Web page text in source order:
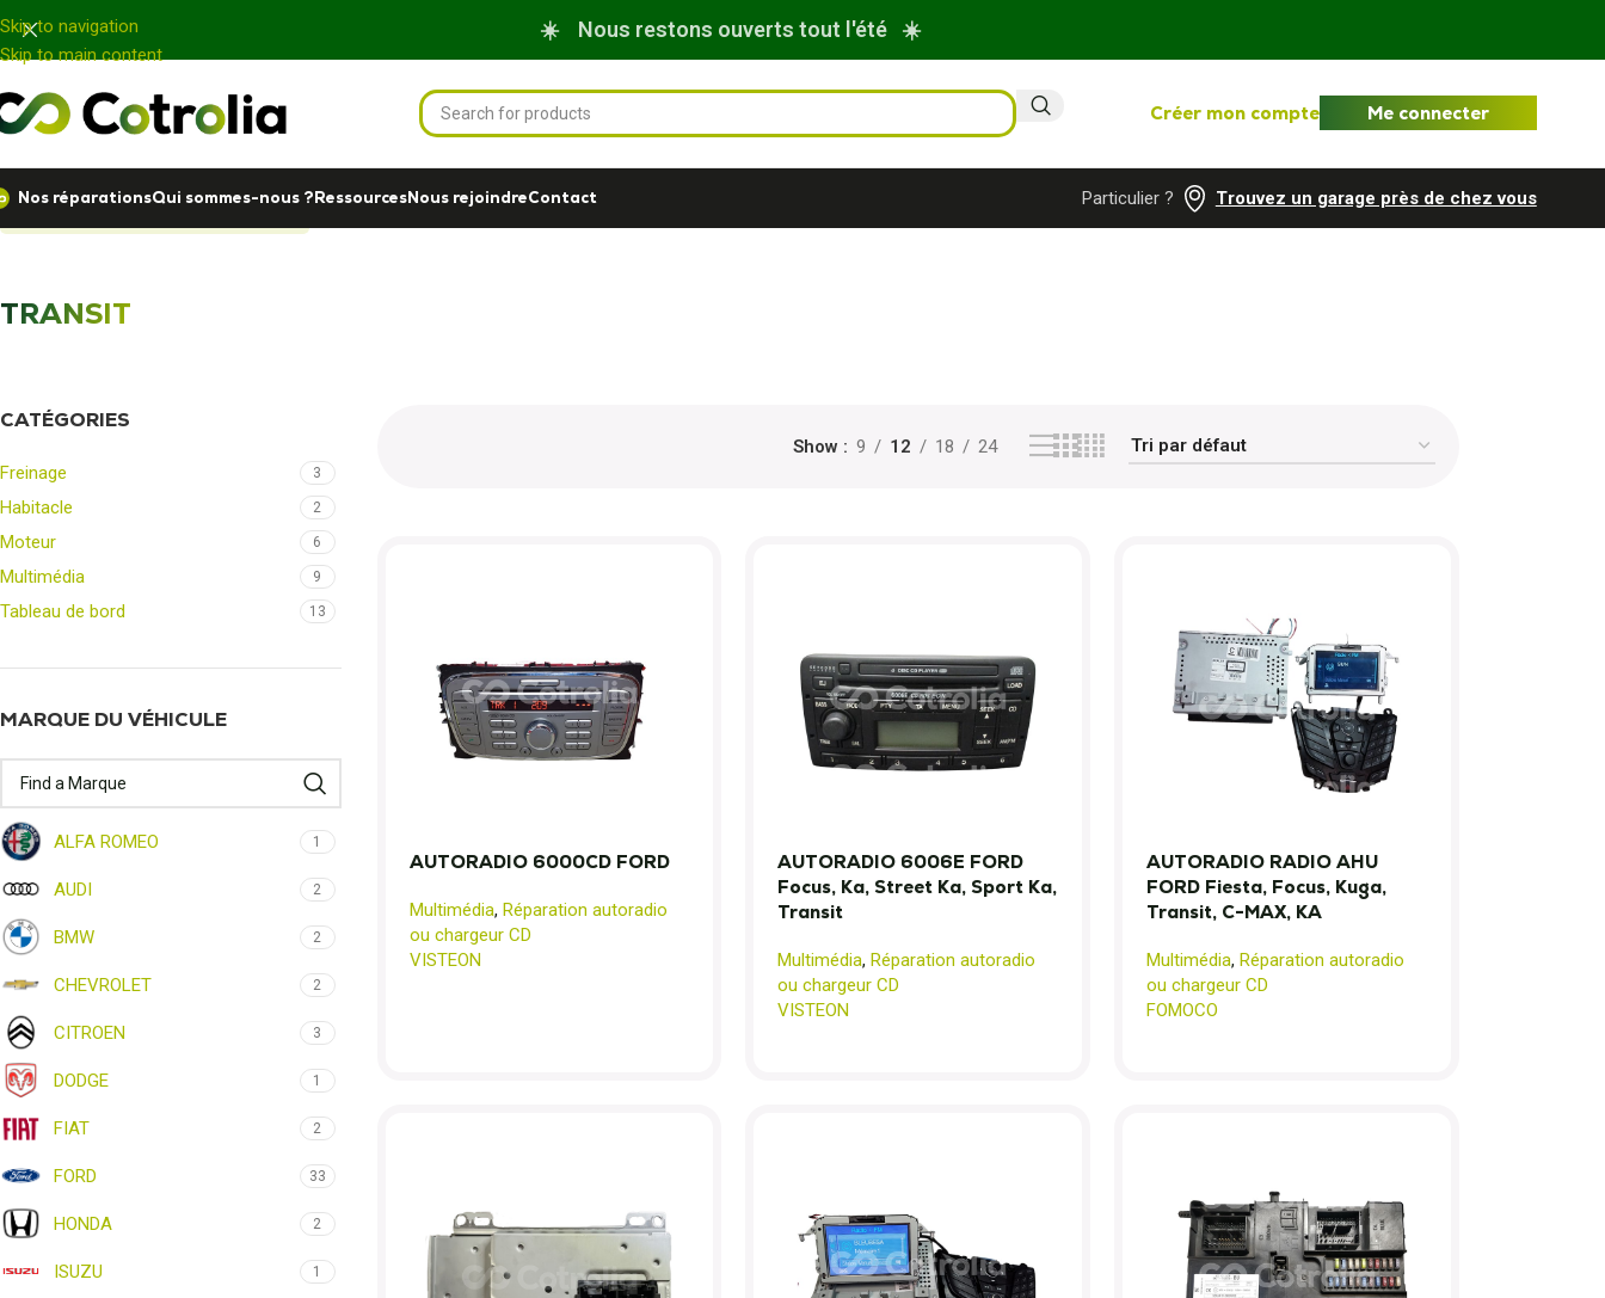
Panneau de gestion des cookies
Skip to navigation
Skip to main content
☀️ Nous restons ouverts tout l'été ☀️
Créer mon compte Me connecter
Nos réparationsQui sommes-nous ?RessourcesNous rejoindreContact Particulier ? Trouvez un garage près de chez vous
TRANSIT
CATÉGORIES
Freinage 3
Habitacle 2
Moteur 6
Multimédia 9
Tableau de bord 13
MARQUE DU VÉHICULE
ALFA ROMEO 1
AUDI 2
BMW 2
CHEVROLET 2
CITROEN 3
DODGE 1
FIAT 2
FORD 33
HONDA 2
ISUZU 1
Show 9 12 18 24
AUTORADIO 6000CD FORD
Multimédia, Réparation autoradio
ou chargeur CD
VISTEON
AUTORADIO 6006E FORD
Focus, Ka, Street Ka, Sport Ka,
Transit
Multimédia, Réparation autoradio
ou chargeur CD
VISTEON
AUTORADIO RADIO AHU
FORD Fiesta, Focus, Kuga,
Transit, C-MAX, KA
Multimédia, Réparation autoradio
ou chargeur CD
FOMOCO